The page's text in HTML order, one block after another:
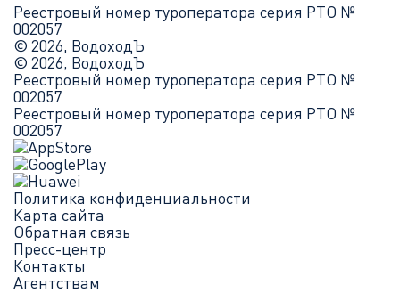
Реестровый номер туроператора серия РТО №
002057
© 2026, ВодоходЪ
© 2026, ВодоходЪ
Реестровый номер туроператора серия РТО №
002057
Реестровый номер туроператора серия РТО №
002057
Политика конфиденциальности
Карта сайта
Обратная связь
Пресс-центр
Контакты
Агентствам